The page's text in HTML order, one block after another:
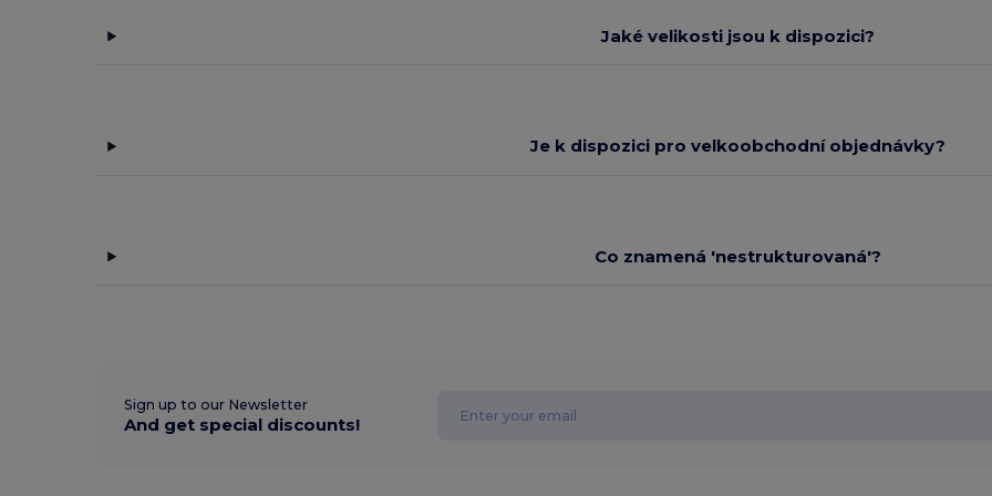
Jaké velikosti jsou k dispozici?
Je k dispozici pro velkoobchodní objednávky?
Co znamená 'nestrukturovaná'?
Sign up to our Newsletter
And get special discounts!